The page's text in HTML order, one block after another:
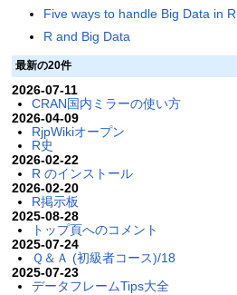
Five ways to handle Big Data in R
R and Big Data
最新の20件
2026-07-11
CRAN国内ミラーの使い方
2026-04-09
RjpWikiオープン
R史
2026-02-22
R のインストール
2026-02-20
R掲示板
2025-08-28
トップ頁へのコメント
2025-07-24
Ｑ＆Ａ (初級者コース)/18
2025-07-23
データフレームTips大全